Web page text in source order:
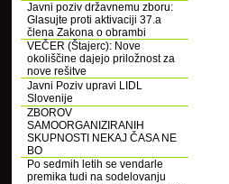
Javni poziv državnemu zboru:
Glasujte proti aktivaciji 37.a
člena Zakona o obrambi
VEČER (Štajerc): Nove
okoliščine dajejo priložnost za
nove rešitve
Javni Poziv upravi LIDL
Slovenije
ZBOROV
SAMOORGANIZIRANIH
SKUPNOSTI NEKAJ ČASA NE
BO
Po sedmih letih se vendarle
premika tudi na sodelovanju